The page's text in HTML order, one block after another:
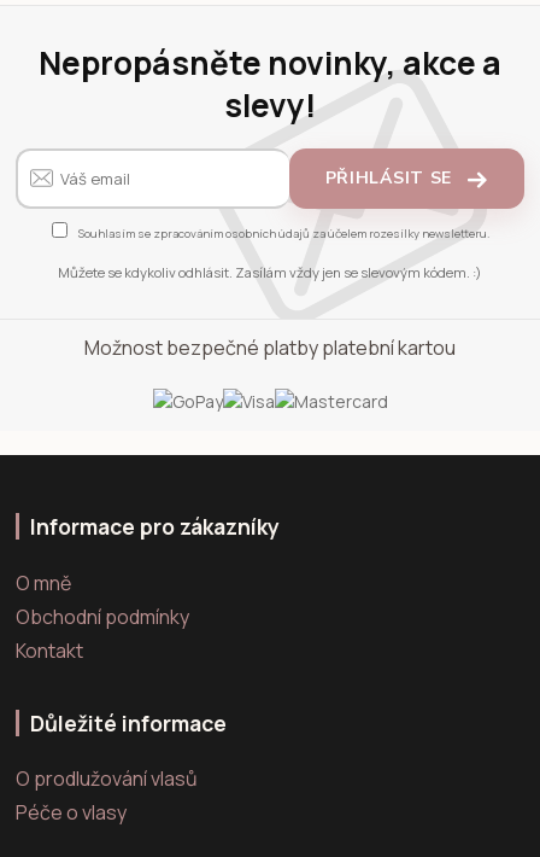
Nepropásněte novinky, akce a
slevy!
PŘIHLÁSIT SE
Souhlasím se zpracováním osobních údajů za účelem rozesílky newsletteru.
Můžete se kdykoliv odhlásit. Zasílám vždy jen se slevovým kódem. :)
Možnost bezpečné platby platební kartou
Informace pro zákazníky
O mně
Obchodní podmínky
Kontakt
Důležité informace
O prodlužování vlasů
Péče o vlasy